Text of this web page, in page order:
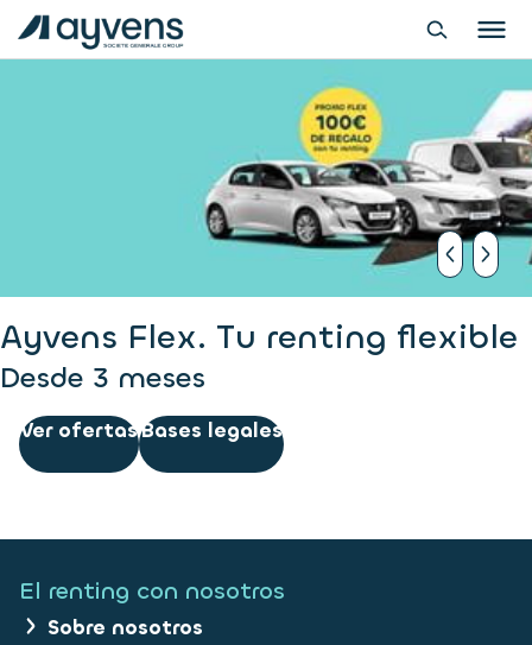
Ayvens Flex. Tu renting flexible
Desde 3 meses
Ver ofertasBases legales
El renting con nosotros
Sobre nosotros